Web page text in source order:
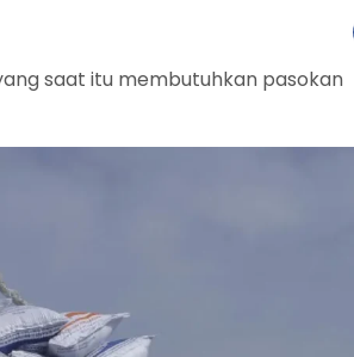
saat itu membutuhkan pasokan